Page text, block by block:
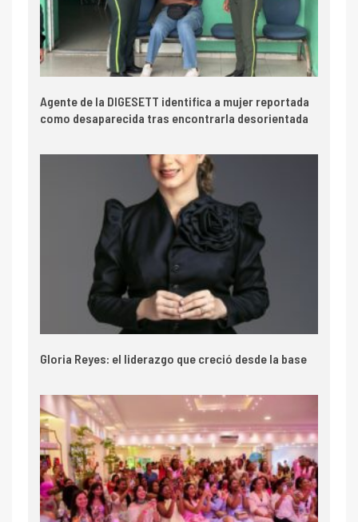
Agente de la DIGESETT identifica a mujer reportada
como desaparecida tras encontrarla desorientada
Gloria Reyes: el liderazgo que creció desde la base